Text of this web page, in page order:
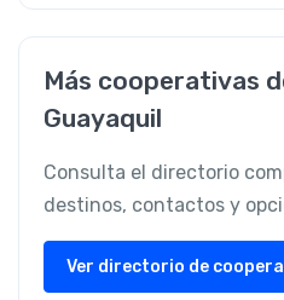
Más cooperativas
Guayaquil
Consulta el directorio
destinos, contactos y
Ver directorio de